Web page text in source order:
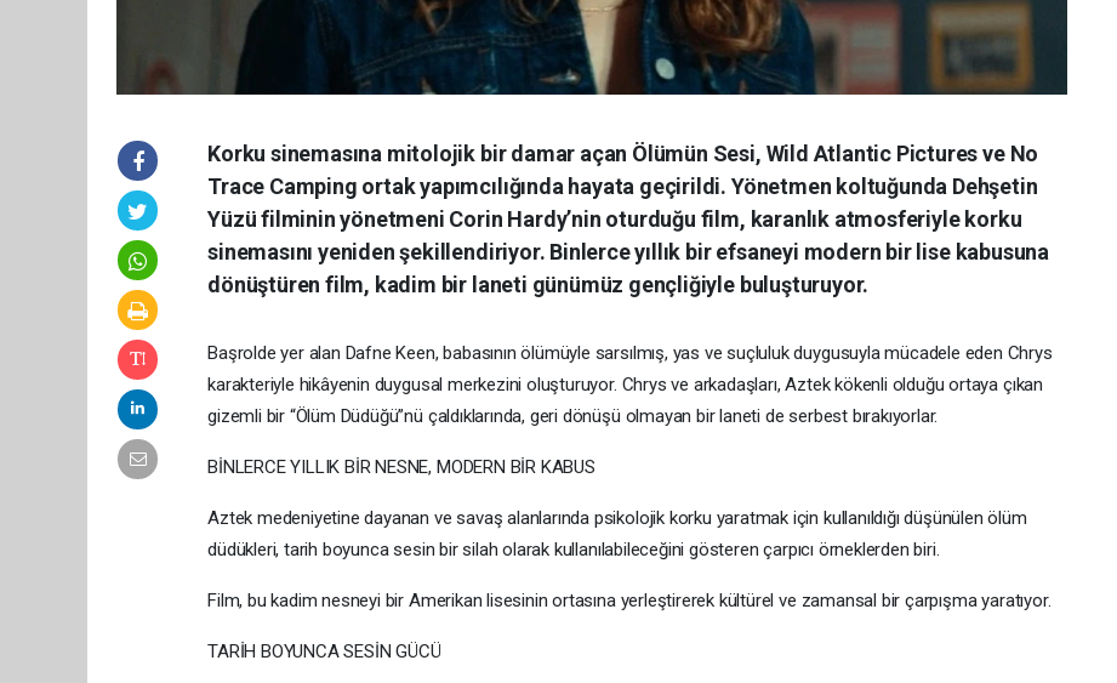
Korku sinemasına mitolojik bir damar açan Ölümün Sesi, Wild Atlantic Pictures ve No
Trace Camping ortak yapımcılığında hayata geçirildi. Yönetmen koltuğunda Dehşetin
Yüzü filminin yönetmeni Corin Hardy’nin oturduğu film, karanlık atmosferiyle korku
sinemasını yeniden şekillendiriyor. Binlerce yıllık bir efsaneyi modern bir lise kabusuna
dönüştüren film, kadim bir laneti günümüz gençliğiyle buluşturuyor.
Başrolde yer alan Dafne Keen, babasının ölümüyle sarsılmış, yas ve suçluluk duygusuyla mücadele eden Chrys
karakteriyle hikâyenin duygusal merkezini oluşturuyor. Chrys ve arkadaşları, Aztek kökenli olduğu ortaya çıkan
gizemli bir “Ölüm Düdüğü”nü çaldıklarında, geri dönüşü olmayan bir laneti de serbest bırakıyorlar.
BİNLERCE YILLIK BİR NESNE, MODERN BİR KABUS
Aztek medeniyetine dayanan ve savaş alanlarında psikolojik korku yaratmak için kullanıldığı düşünülen ölüm
düdükleri, tarih boyunca sesin bir silah olarak kullanılabileceğini gösteren çarpıcı örneklerden biri.
Film, bu kadim nesneyi bir Amerikan lisesinin ortasına yerleştirerek kültürel ve zamansal bir çarpışma yaratıyor.
TARİH BOYUNCA SESİN GÜCÜ